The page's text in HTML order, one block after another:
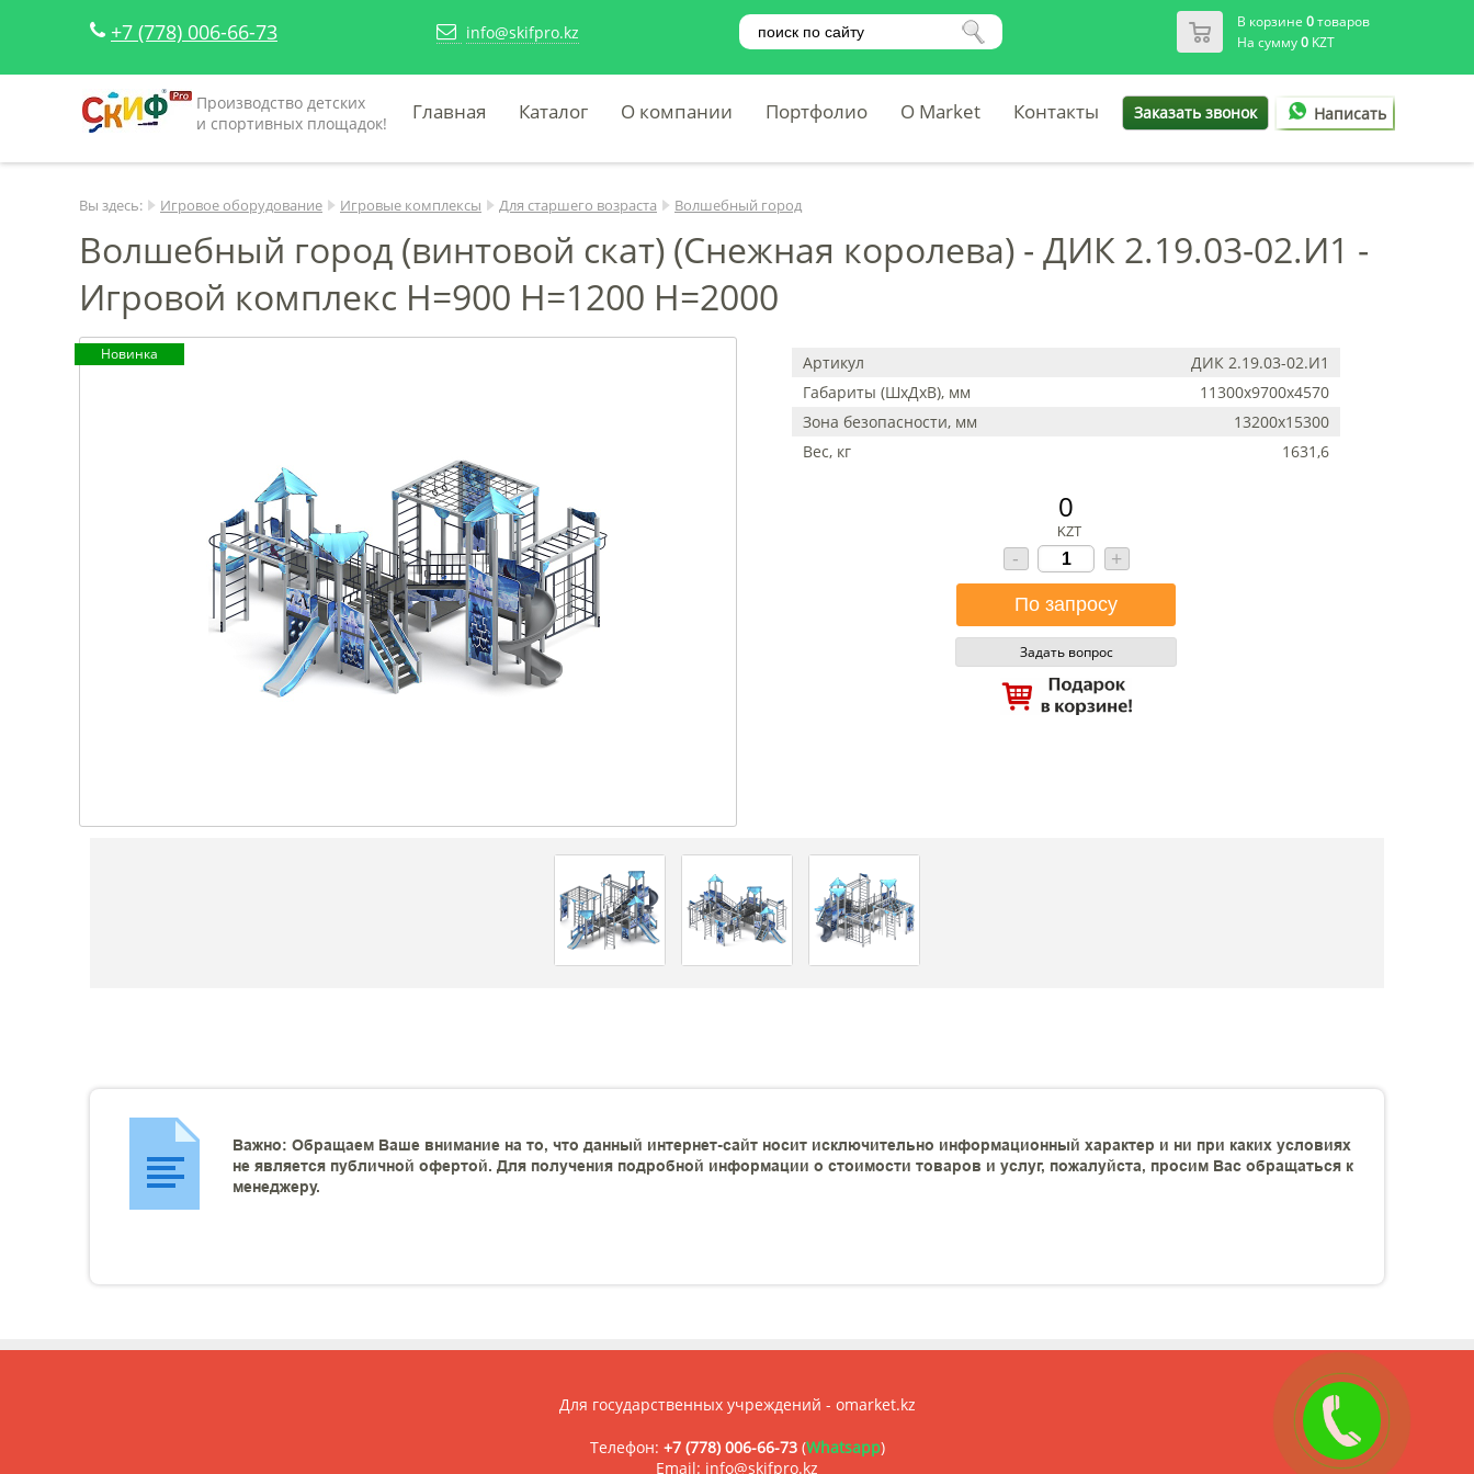
+7 (778) 006-66-73 info@skifpro.kz В корзине 0товаров
На сумму0KZT
Производство детских
и спортивных площадок!
Главная Каталог О компании Портфолио O Market Контакты Заказать звонок Написать
Вы здесь: Игровое оборудование Игровые комплексы Для старшего возраста Волшебный город
Волшебный город (винтовой скат) (Снежная королева) - ДИК 2.19.03-02.И1 -
Игровой комплекс Н=900 Н=1200 Н=2000
Новинка Артикул
ДИК 2.19.03-02.И1
Габариты (ШхДхВ), мм
11300x9700x4570
Зона безопасности, мм
13200х15300
Вес, кг
1631,6
0
KZT
- +
Задать вопрос
Важно: Обращаем Ваше внимание на то, что данный интернет-сайт носит исключительно информационный характер и ни при каких условиях
не является публичной офертой. Для получения подробной информации о стоимости товаров и услуг, пожалуйста, просим Вас обращаться к
менеджеру.
Для государственных учреждений - omarket.kz
Телефон: +7 (778) 006-66-73(Whatsapp)
Email: info@skifpro.kz